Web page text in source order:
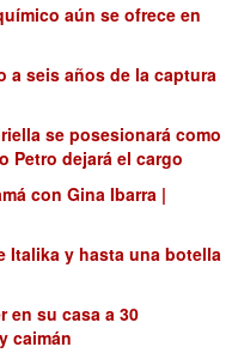
aún se ofrece en
a seis años de la captura
se posesionará como
Petro dejará el cargo
con Gina Ibarra |
Italika y hasta una botella
en su casa a 30
caimán